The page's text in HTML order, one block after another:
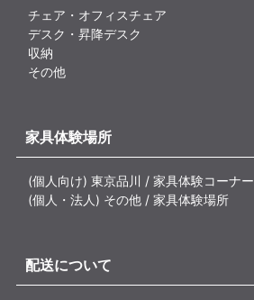
チェア・オフィスチェア
デスク・昇降デスク
収納
その他
家具体験場所
(個人向け) 東京品川 / 家具体験コーナー
(個人・法人) その他 / 家具体験場所
配送について